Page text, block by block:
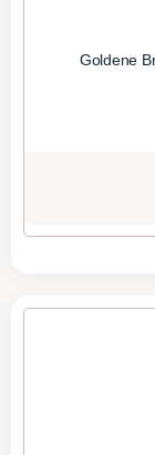
Goldene